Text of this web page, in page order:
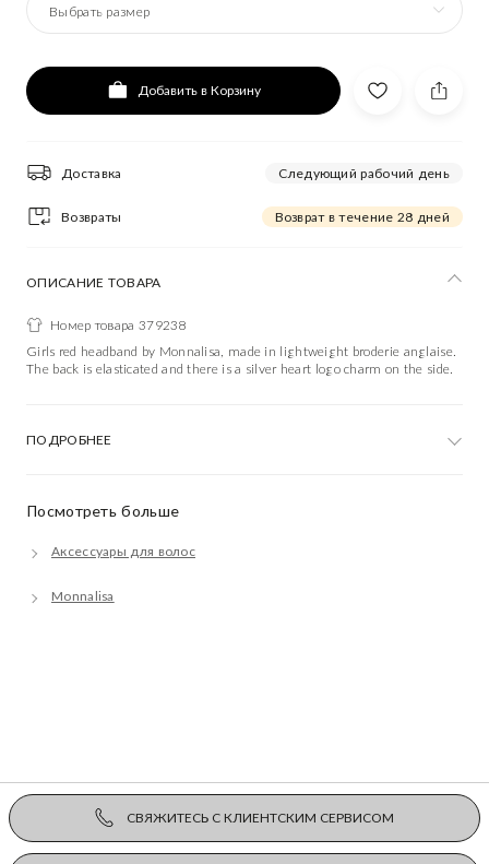
Выбрать размер
Добавить в Корзину
Доставка Следующий рабочий день
Возвраты Возврат в течение 28 дней
Посмотреть больше
Аксессуары для волос
Monnalisa
ОПИСАНИЕ ТОВАРА
Номер товара 379238
Girls red headband by Monnalisa, made in lightweight broderie anglaise.
The back is elasticated and there is a silver heart logo charm on the side.
ПОДРОБНЕЕ
СВЯЖИТЕСЬ С КЛИЕНТСКИМ СЕРВИСОМ